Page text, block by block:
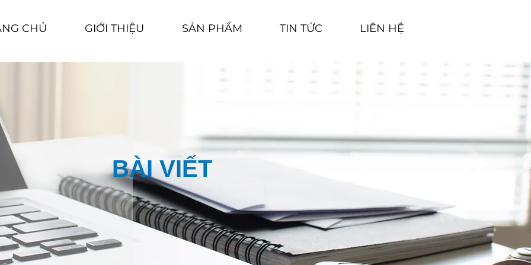
CHỦ GIỚI THIỆU SẢN PHẨM TIN TỨC LIÊN HỆ
BÀI VIẾT